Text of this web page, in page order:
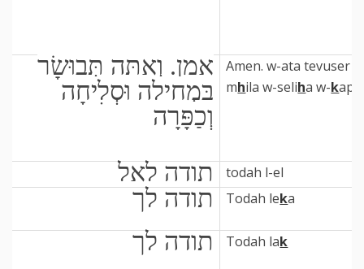
אָמֵן. וְאַתָּה תְּבוּשָׂר
בִּמְחִילָה וּסְלִיחָה
וְכַפָּרָה
Amen. w-ata tevuser
mhila w-seliha w-k
תודה לאל todah l-el
תודה לך Todah leka
תודה לך Todah lak